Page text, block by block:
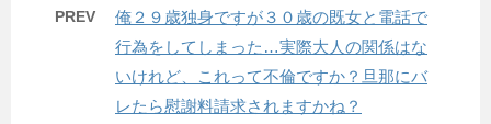
PREV
俺２９歳独身ですが３０歳の既女と電話で
行為をしてしまった…実際大人の関係はな
いけれど、これって不倫ですか？旦那にバ
レたら慰謝料請求されますかね？